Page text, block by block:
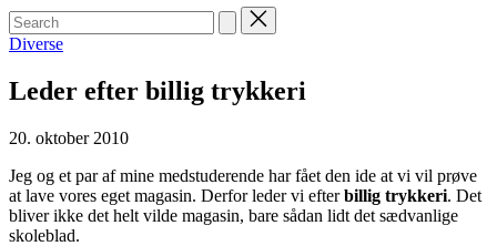
Search
for:
Posted
Diverse
Leder efter billig trykkeri
20. oktober 2010
Jeg og et par af mine medstuderende har fået den ide at vi vil prøve
at lave vores eget magasin. Derfor leder vi efterbillig trykkeri. Det
bliver ikke det helt vilde magasin, bare sådan lidt det sædvanlige
skoleblad.